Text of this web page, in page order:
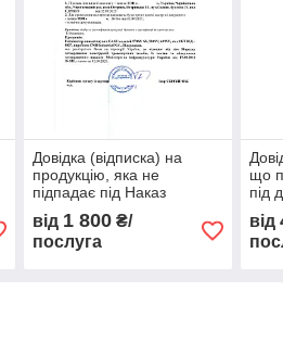
Довідка (відписка) на
продукцію, яка не
підпадає під Наказ
Мінінфраструктури
України від 17.08.2012 №
521
від 1 800₴/
послуга
що
під
від